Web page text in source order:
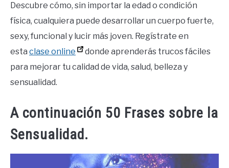
Descubre cómo, sin importar la edad o condición
física, cualquiera puede desarrollar un cuerpo fuerte,
sexy, funcional y lucir más joven. Regístrate en
esta clase online
donde aprenderás trucos fáciles
para mejorar tu calidad de vida, salud, belleza y
sensualidad.
A continuación 50 Frases sobre la
Sensualidad.